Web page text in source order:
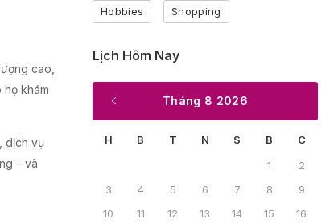
Hobbies Shopping
Lịch Hôm Nay
Tháng 8 2026
H B T N S B
C
1
2
3
4 5 6 7 8
9
10
11 12 13 14 15
16
cao,
khám
dịch vụ
– và